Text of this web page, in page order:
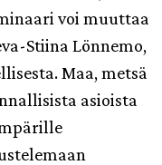
voi muuttaa
Stiina Lönnemo,
Maa, metsä
asioista